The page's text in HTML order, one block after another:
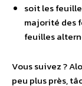
soit les
majorité des
feuilles
Vous suivez ?
peu plus près,